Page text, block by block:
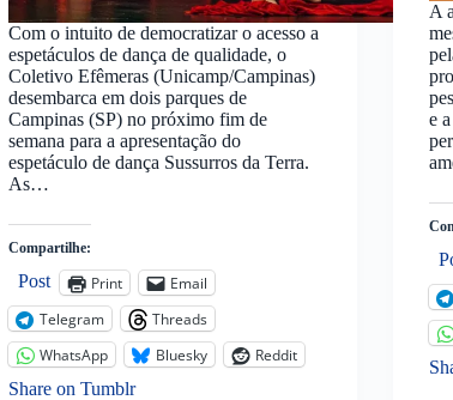
Com o intuito de democratizar o acesso a
espetáculos de dança de qualidade, o
Coletivo Efêmeras (Unicamp/Campinas)
desembarca em dois parques de
Campinas (SP) no próximo fim de
semana para a apresentação do
espetáculo de dança Sussurros da Terra.
As…
Compartilhe:
Post Print
Email
Telegram
Threads
WhatsApp
Bluesky
Reddit
Share on Tumblr
A
e